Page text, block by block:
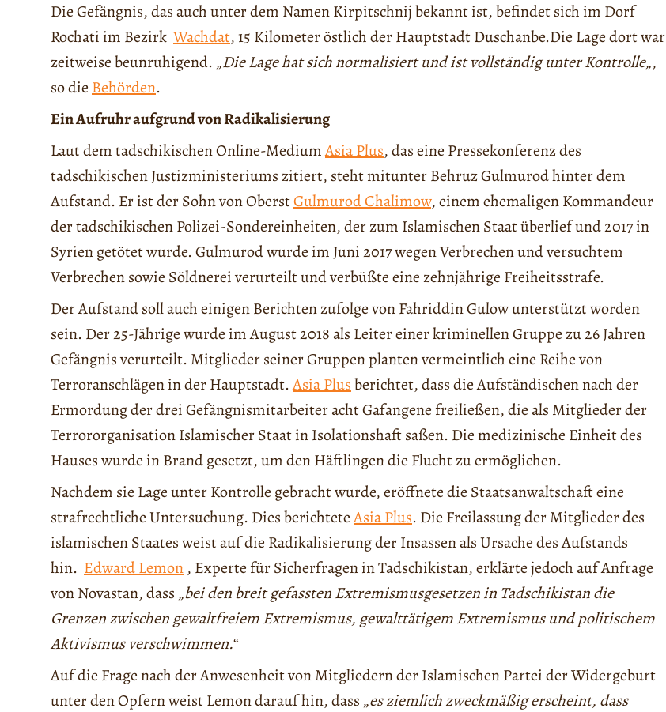
Die Gefängnis, das auch unter dem Namen Kirpitschnij bekannt ist, befindet sich im Dorf
Rochati im Bezirk Wachdat, 15 Kilometer östlich der Hauptstadt Duschanbe.Die Lage dort war
zeitweise beunruhigend. „Die Lage hat sich normalisiert und ist vollständig unter Kontrolle„,
so die Behörden.
Ein Aufruhr aufgrund von Radikalisierung
Laut dem tadschikischen Online-MediumAsia Plus, das eine Pressekonferenz des
tadschikischen Justizministeriums zitiert, steht mitunter Behruz Gulmurod hinter dem
Aufstand. Er ist der Sohn von OberstGulmurod Chalimow, einem ehemaligen Kommandeur
der tadschikischen Polizei-Sondereinheiten, der zum Islamischen Staat überlief und 2017 in
Syrien getötet wurde. Gulmurod wurde im Juni 2017 wegen Verbrechen und versuchtem
Verbrechen sowie Söldnerei verurteilt und verbüßte eine zehnjährige Freiheitsstrafe.
Der Aufstand soll auch einigen Berichten zufolge von Fahriddin Gulow unterstützt worden
sein. Der 25-Jährige wurde im August 2018 als Leiter einer kriminellen Gruppe zu 26 Jahren
Gefängnis verurteilt. Mitglieder seiner Gruppen planten vermeintlich eine Reihe von
Terroranschlägen in der Hauptstadt.Asia Plusberichtet, dass die Aufständischen nach der
Ermordung der drei Gefängnismitarbeiter acht Gafangene freiließen, die als Mitglieder der
Terrororganisation Islamischer Staat in Isolationshaft saßen. Die medizinische Einheit des
Hauses wurde in Brand gesetzt, um den Häftlingen die Flucht zu ermöglichen.
Nachdem sie Lage unter Kontrolle gebracht wurde, eröffnete die Staatsanwaltschaft eine
strafrechtliche Untersuchung. Dies berichteteAsia Plus. Die Freilassung der Mitglieder des
islamischen Staates weist auf die Radikalisierung der Insassen als Ursache des Aufstands
hin. Edward Lemon , Experte für Sicherfragen in Tadschikistan, erklärte jedoch auf Anfrage
von Novastan, dass „bei den breit gefassten Extremismusgesetzen in Tadschikistan die
Grenzen zwischen gewaltfreiem Extremismus, gewalttätigem Extremismus und politischem
Aktivismus verschwimmen.“
Auf die Frage nach der Anwesenheit von Mitgliedern der Islamischen Partei der Widergeburt
unter den Opfern weist Lemon darauf hin, dass „es ziemlich zweckmäßig erscheint, dass